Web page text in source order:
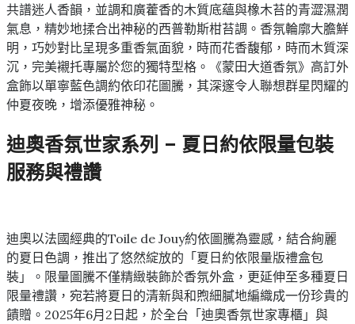
共譜迷人香韻，並調和廣藿香的木質底蘊與橡木苔的青澀濕潤
氣息，精妙地揉合出神秘的西普勒斯柑苔調。香氛輪廓大膽鮮
明，巧妙對比呈現多重香氣面貌，時而花香馥郁，時而木質深
沉，完美襯托專屬於您的獨特型格。《蒙田大道香氛》高訂外
盒飾以單寧藍色調約依印花圖騰，其深邃令人聯想群星閃耀的
仲夏夜晚，增添優雅神秘。
迪奧香氛世家系列 – 夏日約依限量包裝
服務與禮讚
迪奧以法國經典的Toile de Jouy約依圖騰為靈感，結合絢麗
的夏日色調，推出了悠然綻放的「夏日約依限量版禮盒包
裝」。限量圖騰不僅精緻裝飾於香氛外盒，更延伸至多種夏日
限量禮讚，宛若將夏日的清新與和煦細膩地編織成一份珍貴的
饋贈。2025年6月2日起，於全台「迪奧香氛世家專櫃」與